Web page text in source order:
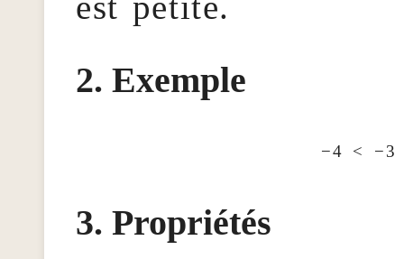
Exemple
−4 <
Propriétés